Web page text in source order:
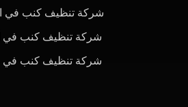
شركة تنظيف كنب في
شركة تنظيف كنب في
شركة تنظيف كنب في